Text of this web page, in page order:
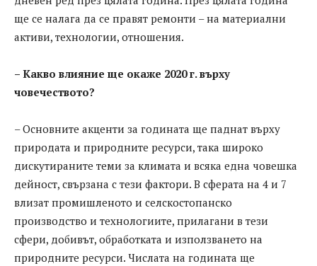
ще се налага да се правят ремонти – на материални
активи, технологии, отношения.
– Какво влияние ще окаже 2020 г. върху
човечеството?
– Основните акценти за годината ще паднат върху
природата и природните ресурси, така широко
дискутираните теми за климата и всяка една човешка
дейност, свързана с тези фактори. В сферата на 4 и 7
влизат промишленото и селскостопанско
производство и технологиите, прилагани в тези
сфери, добивът, обработката и използването на
природните ресурси. Числата на годината ще